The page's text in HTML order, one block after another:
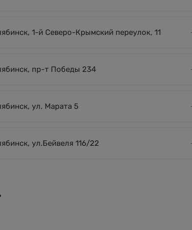
1-й Северо-Крымский переулок, 11
пр-т Победы 234
ул. Марата 5
ул.Бейвеля 116/22